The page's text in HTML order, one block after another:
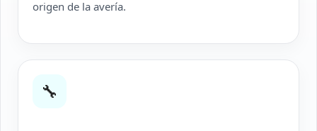
origen de la avería.
🔧